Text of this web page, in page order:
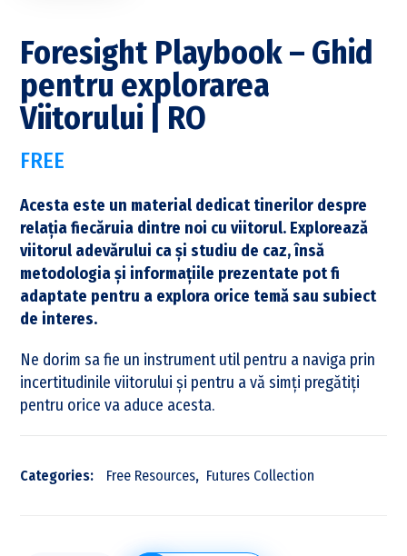
Foresight Playbook – Ghid
pentru explorarea
Viitorului | RO
FREE
Acesta este un material dedicat tinerilor despre
relația fiecăruia dintre noi cu viitorul. Explorează
viitorul adevărului ca și studiu de caz, însă
metodologia și informațiile prezentate pot fi
adaptate pentru a explora orice temă sau subiect
de interes.
Ne dorim sa fie un instrument util pentru a naviga prin
incertitudinile viitorului și pentru a vă simți pregătiți
pentru orice va aduce acesta.
Categories: Free Resources, Futures Collection